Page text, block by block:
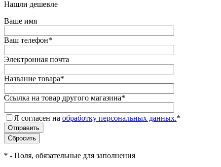
Нашли дешевле
Ваше имя
Ваш телефон*
Электронная почта
Название товара*
Ссылка на товар другого магазина*
Я согласен на обработку персональных данных.*
* - Поля, обязательные для заполнения